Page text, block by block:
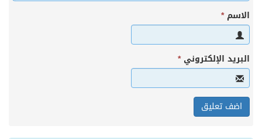
الاسم*
البريد الإلكتروني*